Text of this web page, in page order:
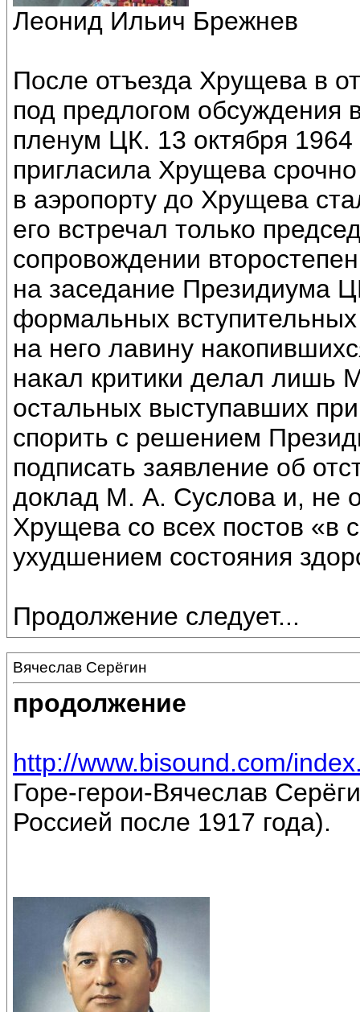
Леонид Ильич Брежнев
После отъезда Хрущева в
под предлогом обсуждения
пленум ЦК. 13 октября 1964
пригласила Хрущева
в аэропорту до Хрущева
его встречал только
сопровождении
на заседание Президиума
формальных
на него лавину
накал критики делал лишь
остальных выступавших
спорить с решением
подписать заявление об
доклад М. А. Суслова и, не
Хрущева со всех постов «в
ухудшением состояния
Продолжение следует...
Вячеслав Серёгин
продолжение
http://www.bisound.com/
Горе-герои-Вячеслав
Россией после 1917 года).